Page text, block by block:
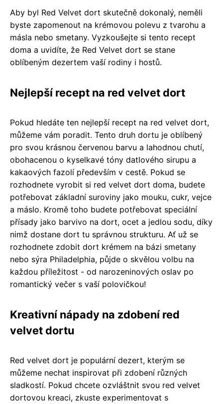
Aby byl Red Velvet dort skutečně dokonalý, neměli
byste zapomenout na krémovou polevu z tvarohu a
másla nebo smetany. Vyzkoušejte si tento recept
doma a uvidíte, že Red Velvet dort se stane
oblíbeným dezertem vaší rodiny i hostů.
Nejlepší recept na red velvet dort
Pokud hledáte ten nejlepší recept na red velvet dort,
můžeme vám poradit. Tento druh dortu je oblíbený
pro svou krásnou červenou barvu a lahodnou chutí,
obohacenou o kyselkavé tóny datlového sirupu a
kakaových fazolí především v cestě. Pokud se
rozhodnete vyrobit si red velvet dort doma, budete
potřebovat základní suroviny jako mouku, cukr, vejce
a máslo. Kromě toho budete potřebovat speciální
přísady jako barvivo na dort, ocet a jedlou sodu, díky
nimž dostane dort tu správnou strukturu. Ať už se
rozhodnete zdobit dort krémem na bázi smetany
nebo sýra Philadelphia, půjde o skvělou volbu na
každou příležitost - od narozeninových oslav po
romantický večer s vaší polovičkou!
Kreativní nápady na zdobení red
velvet dortu
Red velvet dort je populární dezert, kterým se
můžeme nechat inspirovat při zdobení různých
sladkostí. Pokud chcete ozvláštnit svou red velvet
dortovou kreaci, zkuste experimentovat s